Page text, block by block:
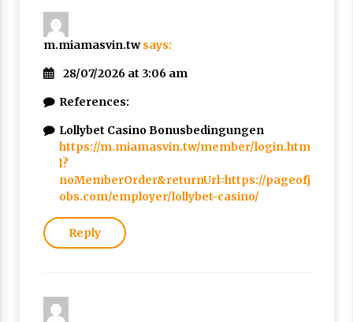
m.miamasvin.tw says:
28/07/2026 at 3:06 am
References:
Lollybet Casino Bonusbedingungen
https://m.miamasvin.tw/member/login.htm
l?
noMemberOrder&returnUrl=https://pageofj
obs.com/employer/lollybet-casino/
Reply